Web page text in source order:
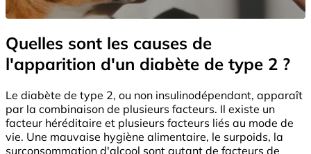
Quelles sont les causes de
l'apparition d'un diabète de type 2 ?
Le diabète de type 2, ou non insulinodépendant, apparaît
par la combinaison de plusieurs facteurs. Il existe un
facteur héréditaire et plusieurs facteurs liés au mode de
vie. Une mauvaise hygiène alimentaire, le surpoids, la
surconsommation d'alcool sont autant de facteurs de